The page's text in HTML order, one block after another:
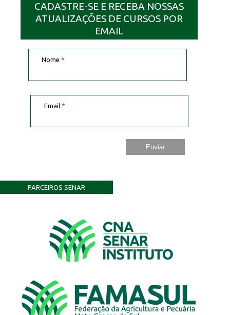
CADASTRE-SE E RECEBA NOSSAS
ATUALIZAÇÕES DE CURSOS POR
EMAIL
Nome *
Email *
PARCEIROS SENAR